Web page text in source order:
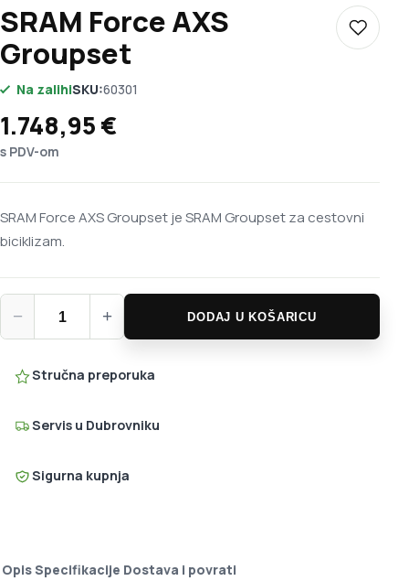
SRAM Force AXS
Groupset
Dodaj
Na zalihiSKU:60301
1.748,95€
s PDV-om
SRAM Force AXS Groupset je SRAM Groupset za cestovni
biciklizam.
−
SRAM Force AXS Groupset količina
+ DODAJ U KOŠARICU
Stručna preporuka
Servis u Dubrovniku
Sigurna kupnja
OpisSpecifikacije Dostava i povrati